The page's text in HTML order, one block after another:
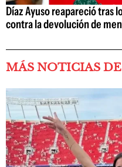
Díaz Ayuso reapareció tras
contra la devolución de
MÁS NOTICIAS